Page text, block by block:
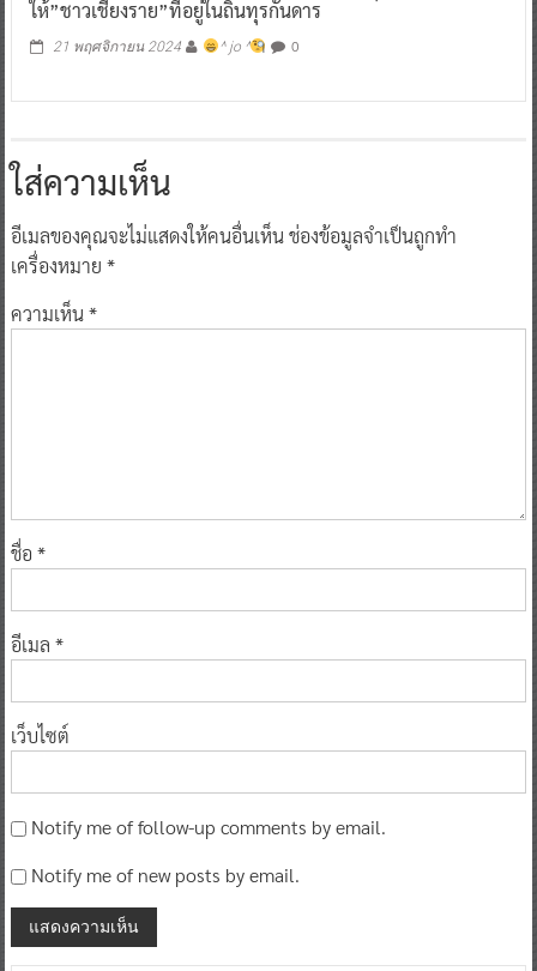
ให้”ชาวเชียงราย”ที่อยู่ในถิ่นทุรกันดาร
21 พฤศจิกายน 2024 ^ jo ^ 0
ใส่ความเห็น
อีเมลของคุณจะไม่แสดงให้คนอื่นเห็นช่องข้อมูลจำเป็นถูกทำ
เครื่องหมาย *
ความเห็น*
ชื่อ *
อีเมล *
เว็บไซต์
Notify me of follow-up comments by email.
Notify me of new posts by email.